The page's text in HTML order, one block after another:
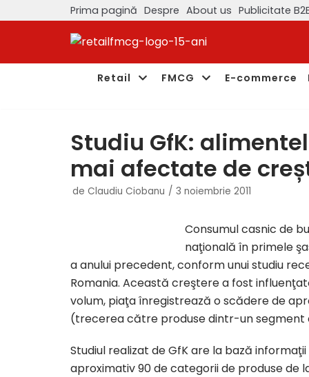
Prima pagină Despre About us Publicitate
Retail FMCG E-commerce
Studiu GfK:
mai afectate de
de Claudiu Ciobanu 3 noiembrie 2011
Consumul casnic de
naţională în primele
a anului precedent, conform unui studiu
Romania. Această creştere a fost
volum, piaţa înregistrează o scădere de
(trecerea către produse dintr-un
Studiul realizat de GfK are la bază
aproximativ 90 de categorii de produse de